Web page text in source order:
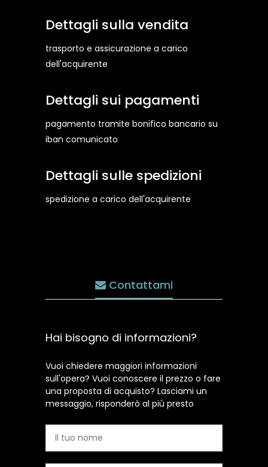
Dettagli sulla vendita
trasporto e assicurazione a carico
dell'acquirente
Dettagli sui pagamenti
pagamento tramite bonifico bancario su
iban comunicato
Dettagli sulle spedizioni
spedizione a carico dell'acquirente
Contattami
Hai bisogno di informazioni?
Vuoi chiedere maggiori informazioni
sull'opera? Vuoi conoscere il prezzo o fare
una proposta di acquisto? Lasciami un
messaggio, risponderò al più presto